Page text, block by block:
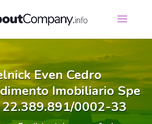
Even Cedro
Imobiliario Spe
22.389.891/0002-33